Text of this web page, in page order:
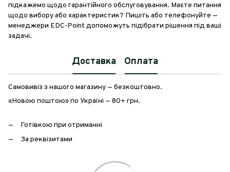
підкажемо щодо гарантійного обслуговування. Маєте питання
щодо вибору або характеристик? Пишіть або телефонуйте —
менеджери EDC-Point допоможуть підібрати рішення під ваші
задачі.
Доставка Оплата
Самовивіз з нашого магазину — безкоштовно.
«Новою поштою» по Україні — 80+ грн.
Готівкою при отриманні
За реквізитами